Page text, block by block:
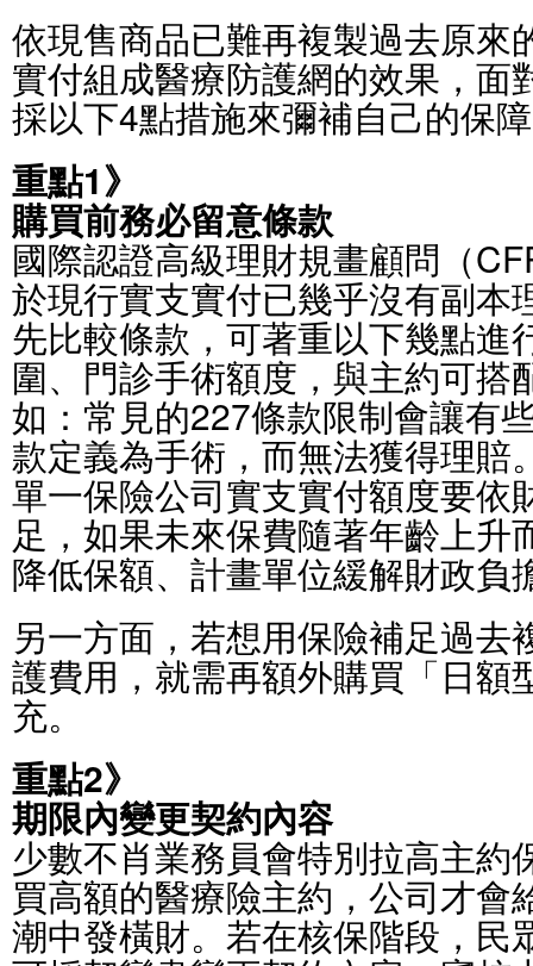
依現售商品已難再複製過去原來
實付組成醫療防護網的效果，面
採以下4點措施來彌補自己的保
重點1》
購買前務必留意條款
國際認證高級理財規畫顧問（
於現行實支實付已幾乎沒有副本
先比較條款，可著重以下幾點進
圍、門診手術額度，與主約可搭
如：常見的227條款限制會讓有
款定義為手術，而無法獲得理賠
單一保險公司實支實付額度要依
足，如果未來保費隨著年齡上升
降低保額、計畫單位緩解財政負
另一方面，若想用保險補足過去
護費用，就需再額外購買「日額
充。
重點2》
期限內變更契約內容
少數不肖業務員會特別拉高主約
買高額的醫療險主約，公司才會
潮中發橫財。若在核保階段，民